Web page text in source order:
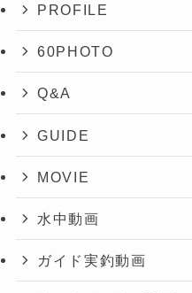
PROFILE
60PHOTO
Q&A
GUIDE
MOVIE
水中動画
ガイド実釣動画